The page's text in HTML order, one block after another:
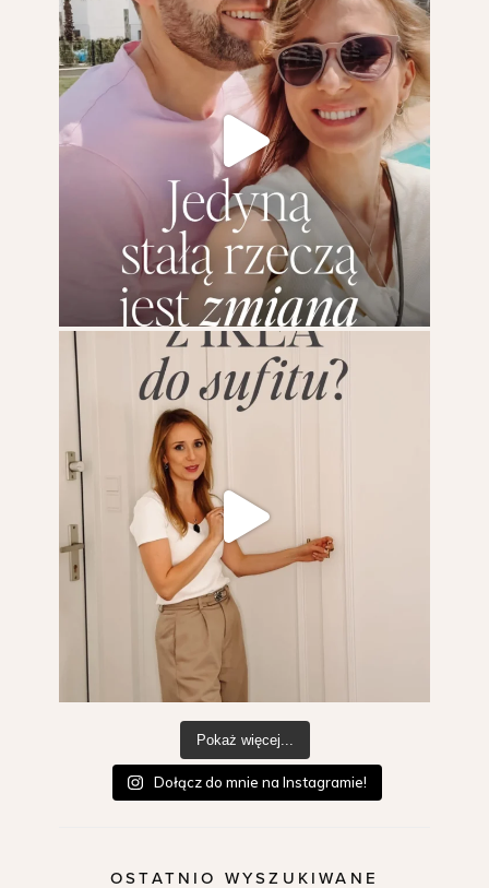
Pokaż więcej...
Dołącz do mnie na Instagramie!
OSTATNIO WYSZUKIWANE